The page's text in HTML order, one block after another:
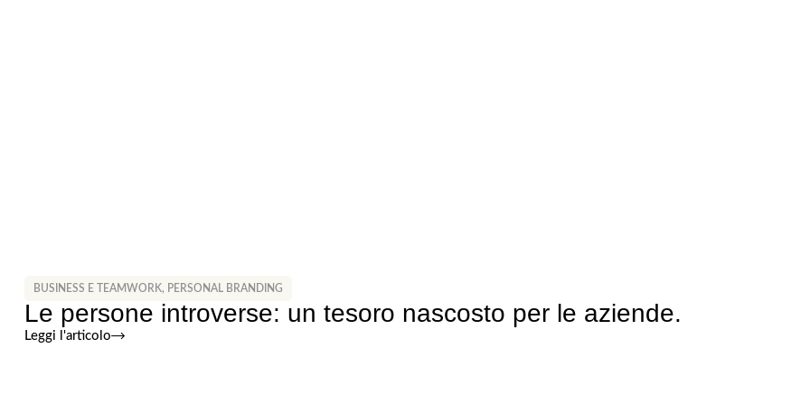
BUSINESS E TEAMWORK, PERSONAL BRANDING
Le persone introverse: un tesoro nascosto per le aziende.
Leggi l'articolo